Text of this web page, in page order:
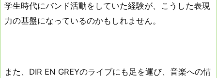
学生時代にバンド活動をしていた経験が、こうした表現
力の基盤になっているのかもしれません。
また、DIR EN GREYのライブにも足を運び、音楽への情